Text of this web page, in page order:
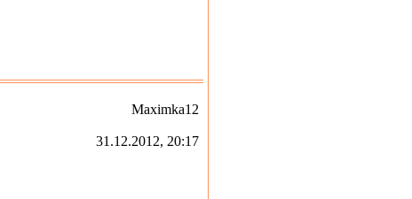
Maximka12
31.12.2012, 20:17